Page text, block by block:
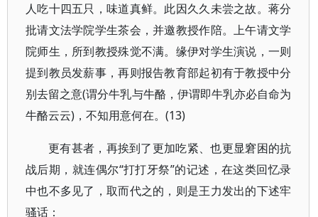
人吃十四五只，味道真鲜。此因久久未尝之故。蒋分
批请文法学院学生茶会，并邀教授作陪。上午请文学
院师生，所到教授殊觉不满。缘伊对学生演说，一则
提到教员发薪事，再则报告教育部起初有于教授中分
别去留之意(谓分牛乳与牛酪，伊谓即牛乳亦必自命为
牛酪云云)，不知用意何在。(13)
更有甚者，再挨到了更加吃紧、也更显窘困的抗
战后期，就连偶尔“打打牙祭”的记述，在这类回忆录
中也不多见了，取而代之的，则是王力发出的下述牢
骚话：